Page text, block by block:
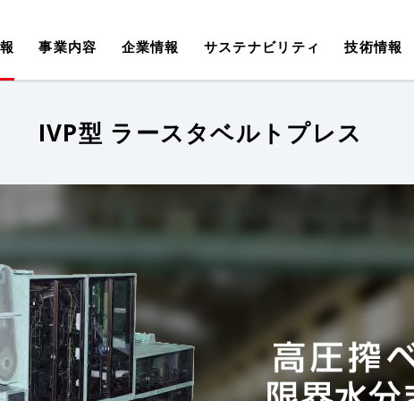
事業内容 企業情報 サステナビリティ 技術情報
IVP型 ラースタベルトプレス